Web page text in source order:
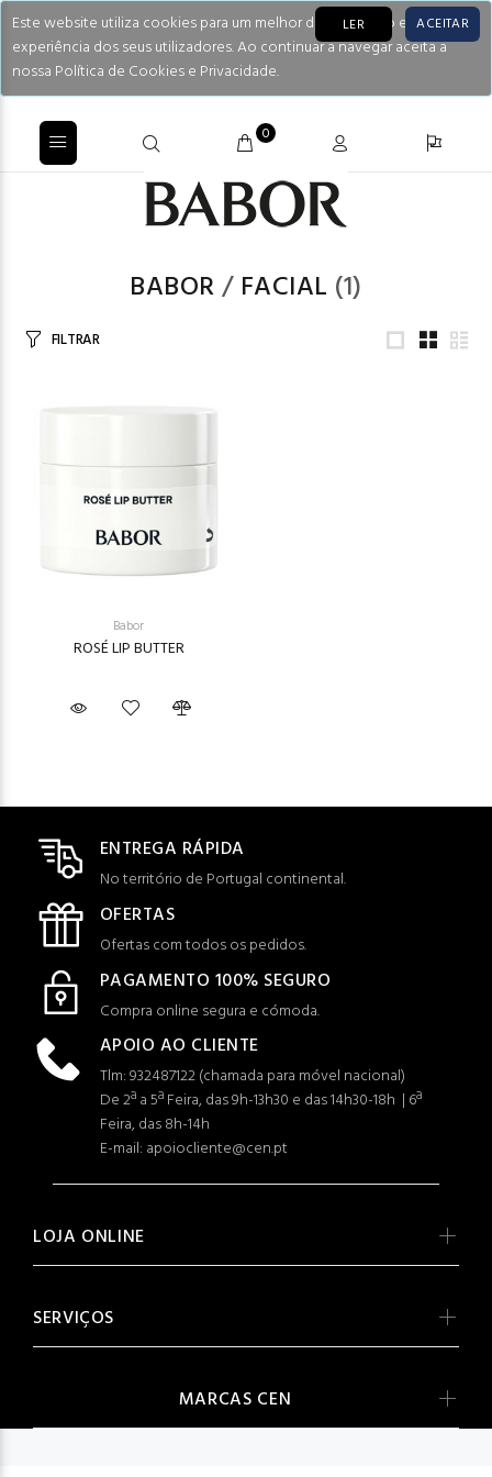
Este website utiliza cookies para um melhor desempenho e
experiência dos seus utilizadores. Ao continuar a navegar aceita a
nossa Política de Cookies e Privacidade.
LER ACEITAR
0
BABOR/ FACIAL (1)
FILTRAR
Babor
ROSÉ LIP BUTTER
ENTREGA RÁPIDA
No território de Portugal continental.
OFERTAS
Ofertas com todos os pedidos.
PAGAMENTO 100% SEGURO
Compra online segura e cómoda.
APOIO AO CLIENTE
Tlm: 932487122 (chamada para móvel nacional)
De 2ª a 5ª Feira, das 9h-13h30 e das 14h30-18h | 6ª
Feira, das 8h-14h
E-mail: apoiocliente@cen.pt
LOJA ONLINE
SERVIÇOS
MARCAS CEN